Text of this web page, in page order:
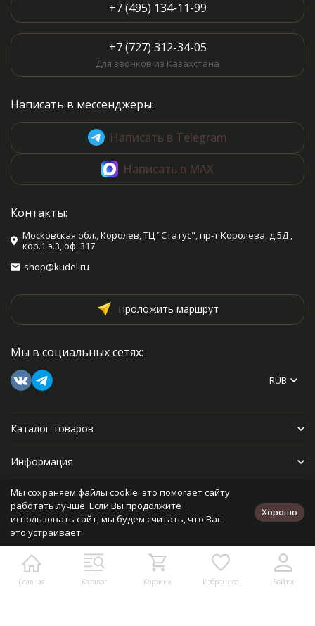
Главная Каталог Корзина Избранное Войти
+7 (495) 134-11-99
+7 (727) 312-34-05
Для звонков из Казахстана
Написать в мессенджеры:
Написать в Telegram
Написать в MAX
Контакты:
Московская обл., Королев, ТЦ "Статус", пр-т Королева, д.5Д ,
кор.1 э.3, оф. 317
shop@kudel.ru
Проложить маршрут
Мы в социальных сетях:
RUB
Каталог товаров
Информация
Прочее
Политика персональных данных
Разработано в
bodysite.ru
Мы сохраняем файлы cookie: это помогает сайту
работать лучше. Если Вы продолжите
использовать сайт, мы будем считать, что Вас
это устраивает.
Хорошо